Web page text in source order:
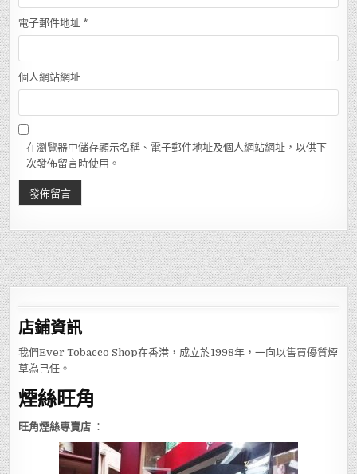
電子郵件地址 *
個人網站網址
在瀏覽器中儲存顯示名稱、電子郵件地址及個人網站網址，以供下
次發佈留言時使用。
店鋪資訊
我們Ever Tobacco Shop在香港，成立於1998年，一向以售買優質煙
草為己任。
煙絲旺角
旺角煙絲專賣店 ：